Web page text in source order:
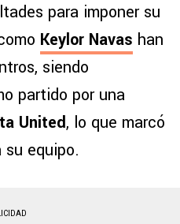
para imponer su
Keylor Navas han
siendo
partido por una
United, lo que marcó
equipo.